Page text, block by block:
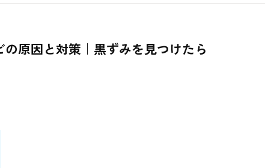
原因と対策｜黒ずみを見つけたら